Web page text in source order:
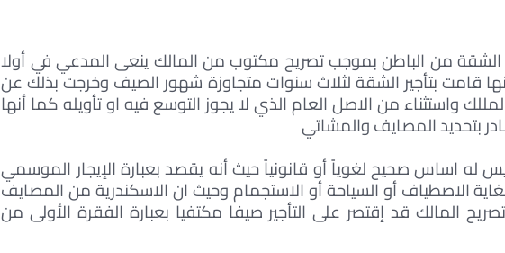
الشقة من الباطن بموجب تصريح مكتوب من المالك ينعى المدعي في أولا
قامت بتأجير الشقة لثلاث سنوات متجاوزة شهور الصيف وخرجت بذلك عن
واستثناء من الاصل العام الذي لا يجوز التوسع فيه او تأويله كما أنها
بتحديد المصايف والمشاتي
اساس صحيح لغوياً أو قانونياً حيث أنه يقصد بعبارة الإيجار الموسمي
الاصطياف أو السياحة أو الاستجمام وحيث ان الاسكندرية من المصايف
المالك قد إقتصر على التأجير صيفا مكتفيا بعبارة الفقرة الأولى من